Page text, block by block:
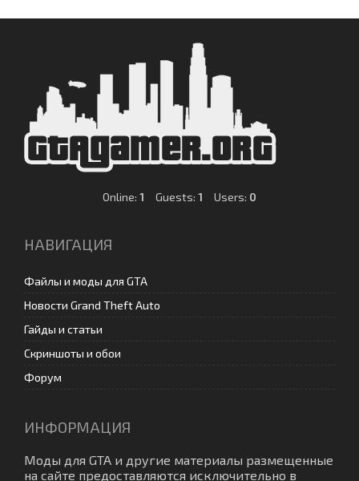
Online: 1 Guests: 1 Users: 0
НАВИГАЦИЯ
Файлы и моды для GTA
Новости Grand Theft Auto
Гайды и статьи
Скриншоты и обои
Форум
ИНФОРМАЦИЯ
Моды для GTA и другие материалы размещенные
на сайте предоставляются исключительно в